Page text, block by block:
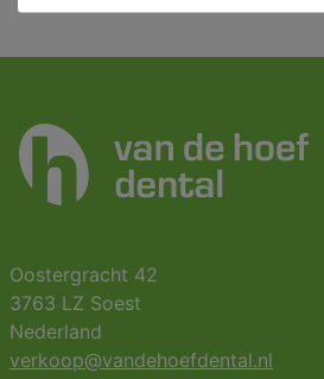
Oostergracht 42
3763 LZ Soest
Nederland
verkoop@vandehoefdental.nl